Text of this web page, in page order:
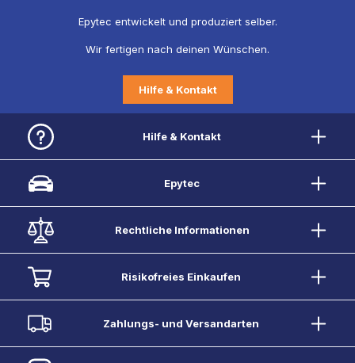
Epytec entwickelt und produziert selber.
Wir fertigen nach deinen Wünschen.
Hilfe & Kontakt
Hilfe & Kontakt
Epytec
Rechtliche Informationen
Risikofreies Einkaufen
Zahlungs- und Versandarten